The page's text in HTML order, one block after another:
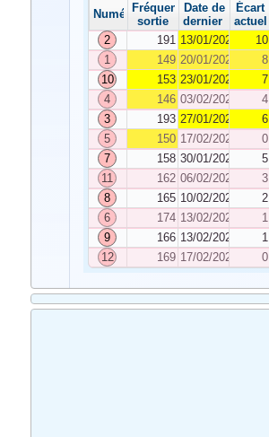
NuméroFréquence de
sortie
Date de
dernier tirage
Écart
actuel
2
191 13/01/2026 10
1
149 20/01/2026 8
10
153 23/01/2026 7
4
146 03/02/2026 4
3
193 27/01/2026 6
5
150 17/02/2026 0
7
158 30/01/2026 5
11
162 06/02/2026 3
8
165 10/02/2026 2
6
174 13/02/2026 1
9
166 13/02/2026 1
12
169 17/02/2026 0